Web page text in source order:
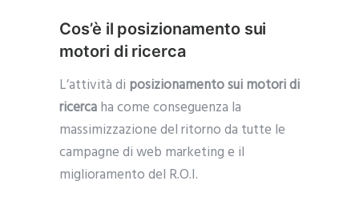
Cos’è il posizionamento sui
motori di ricerca
L’attività di posizionamento sui motori di
ricercaha come conseguenza la
massimizzazione del ritorno da tutte le
campagne di web marketing e il
miglioramento del R.O.I.